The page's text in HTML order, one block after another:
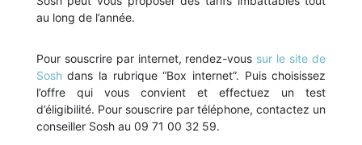
au long de l’année.
Pour souscrire par internet, rendez-vous sur le site de
Soshdans la rubrique “Box internet”. Puis choisissez
l’offre qui vous convient et effectuez un test
d’éligibilité. Pour souscrire par téléphone, contactez un
conseiller Sosh au 09 71 00 32 59.